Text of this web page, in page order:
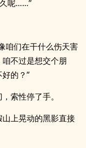
呢……”
咱们在干什么伤天害
不过是想交个朋
的？”
索性停了手。
上晃动的黑影直接